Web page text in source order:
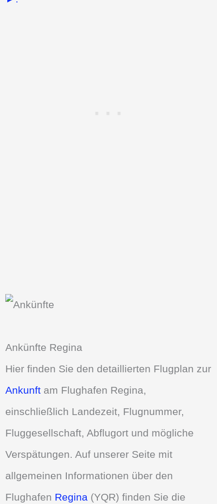
Ankünfte Regina
Hier finden Sie den detaillierten Flugplan zur
Ankunft am Flughafen Regina,
einschließlich Landezeit, Flugnummer,
Fluggesellschaft, Abflugort und mögliche
Verspätungen. Auf unserer Seite mit
allgemeinen Informationen über den
Flughafen Regina (YQR) finden Sie die